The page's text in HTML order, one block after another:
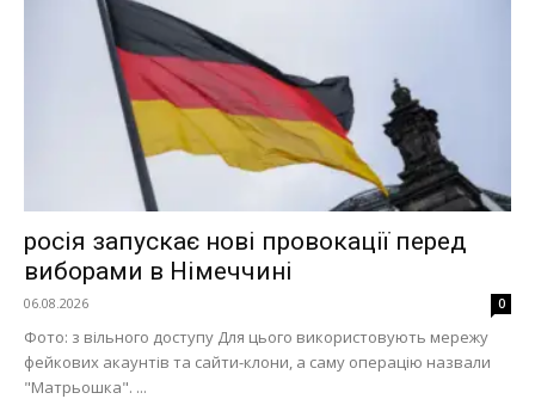
Меню
Київ
Україна
Економіка
Політика
росія запускає нові провокації перед
виборами в Німеччині
06.08.2026 0
Фото: з вільного доступу Для цього використовують мережу
фейкових акаунтів та сайти-клони, а саму операцію назвали
"Матрьошка". ...